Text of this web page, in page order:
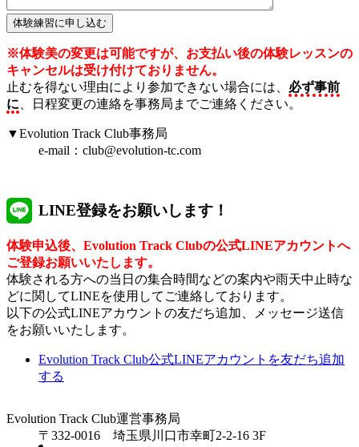
※体験美の変更は可能ですが、お支払い後の体験レッスンの
キャンセルは受け付けておりません。
止むを得ない理由により参加できない場合には、 必ず事前
に 、日程変更の連絡を事務局までご連絡ください。
▼Evolution Track Club事務局
e-mail：club@evolution-tc.com
LINE登録をお願いします！
体験申込後、Evolution Track Clubの公式LINEアカウントへ
ご登録お願いいたします。
体験される方への当日の集合時間などの案内や雨天中止時な
どに関してLINEを使用してご連絡しております。
以下の公式LINEアカウントの友だち追加、メッセージ送信
をお願いいたします。
Evolution Track Club公式LINEアカウントを友だち追加
する
Evolution Track Club運営事務局
〒332-0016 埼玉県川口市幸町2-2-16 3F